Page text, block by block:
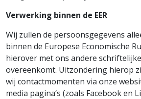
Verwerking binnen de EER
Wij zullen de persoonsgegevens
binnen de Europese Economische
hierover met ons andere
overeenkomt. Uitzondering hierop
wij contactmomenten via onze
media pagina’s (zoals Facebook en